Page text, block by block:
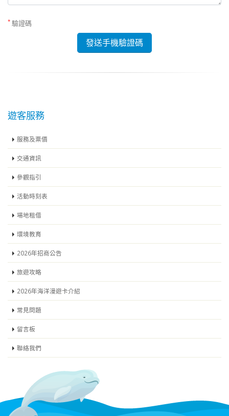
* 驗證碼
遊客服務
服務及票價
交通資訊
參觀指引
活動時刻表
場地租借
環境教育
2026年招商公告
旅遊攻略
2026年海洋漫遊卡介紹
常見問題
留言板
聯絡我們